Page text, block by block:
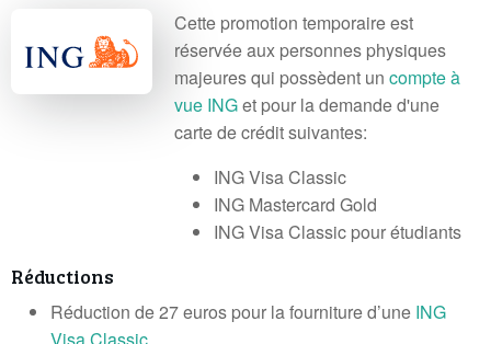
Cette promotion temporaire est
réservée aux personnes physiques
majeures qui possèdent uncompte à
vue INGet pour la demande d'une
carte de crédit suivantes:
ING Visa Classic
ING Mastercard Gold
ING Visa Classic pour étudiants
Réductions
Réduction de 27 euros pour la fourniture d’une ING